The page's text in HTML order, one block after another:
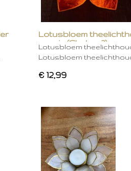
Lotusbloem
oranje (Chakra 2)
Lotusbloem
Lotusbloem
€ 12,99